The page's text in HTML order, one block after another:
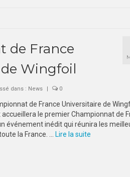
de France
Wingfoil
dans : News | 0
de France Universitaire de
le premier Championnat de
événement inédit qui réunira les
la France. …
Lire la suite­­